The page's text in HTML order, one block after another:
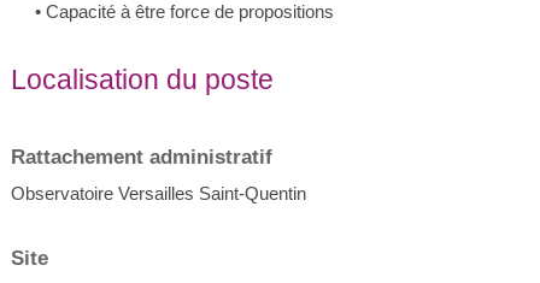
• Capacité à être force de propositions
Localisation du poste
Rattachement administratif
Observatoire Versailles Saint-Quentin
Site